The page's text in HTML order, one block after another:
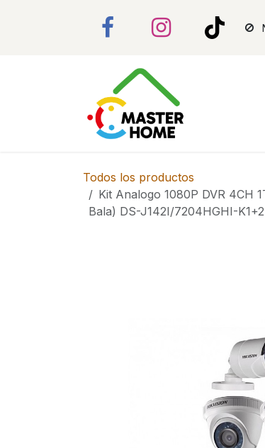
Todos los productos
Kit Analogo 1080P DVR 4CH
Bala) DS-J142I/7204HGHI-